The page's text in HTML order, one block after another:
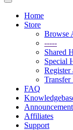
Toggle
navigationHome
Store
Browse
-----
Shared
Special
Transfer
FAQ
Affiliates
Support